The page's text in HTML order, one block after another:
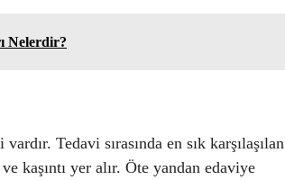
Nelerdir?
Tedavi sırasında en sık karşılaşılan
kaşıntı yer alır. Öte yandan edaviye